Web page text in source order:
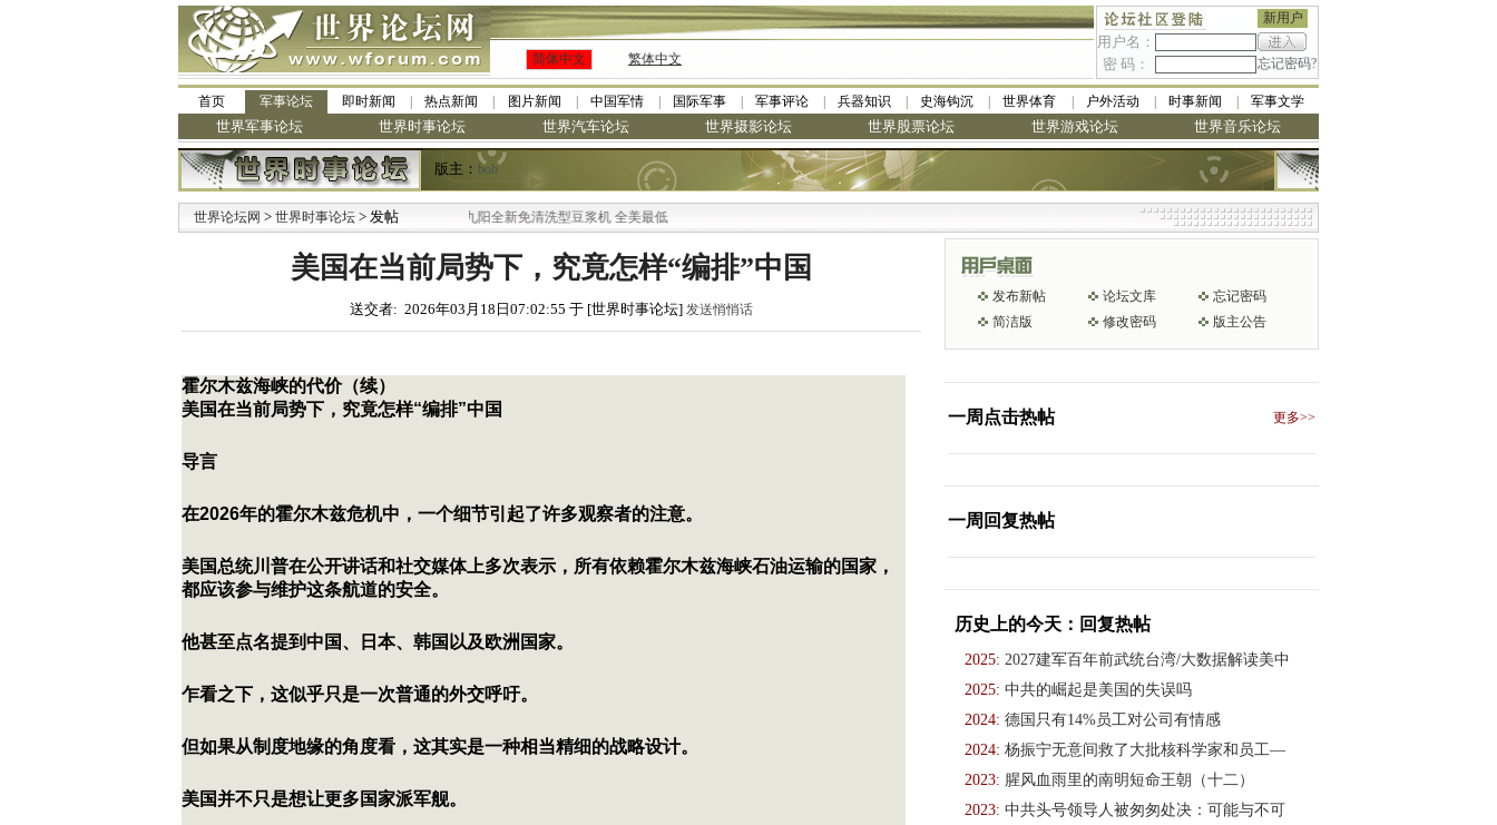
新用户
用户名：
密 码：
忘记密码?
简体中文 繁体中文
首页 军事论坛 即时新闻 热点新闻 图片新闻 中国军情 国际军事 军事评论 兵器知识 史海钩沉 世界体育 户外活动 时事新闻 军事文学
世界军事论坛 世界时事论坛 世界汽车论坛 世界摄影论坛 世界股票论坛 世界游戏论坛 世界音乐论坛
版主： bob
世界论坛网 > 世界时事论坛 > 发帖
· 九阳全新免清洗型豆浆机 全美最低
美国在当前局势下，究竟怎样“编排”中国
送交者: 2026年03月18日07:02:55 于 [世界时事论坛] 发送悄悄话
霍尔木兹海峡的代价（续）
美国在当前局势下，究竟怎样“编排”中国
导言
在2026年的霍尔木兹危机中，一个细节引起了许多观察者的注意。
美国总统川普在公开讲话和社交媒体上多次表示，所有依赖霍尔木兹海峡石油运输的国家，
都应该参与维护这条航道的安全。
他甚至点名提到中国、日本、韩国以及欧洲国家。
乍看之下，这似乎只是一次普通的外交呼吁。
但如果从制度地缘的角度看，这其实是一种相当精细的战略设计。
美国并不只是想让更多国家派军舰。
发布新帖 论坛文库
忘记密码
简洁版
修改密码 版主公告
一周点击热帖 更多>>
一周回复热帖
历史上的今天：回复热帖
2025: 2027建军百年前武统台湾/大数据解读美中
2025: 中共的崛起是美国的失误吗
2024: 德国只有14%员工对公司有情感
2024: 杨振宁无意间救了大批核科学家和员工—
2023: 腥风血雨里的南明短命王朝（十二）
2023: 中共头号领导人被匆匆处决：可能与不可